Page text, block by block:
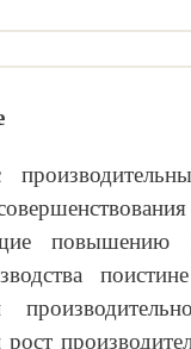
повышению
рост